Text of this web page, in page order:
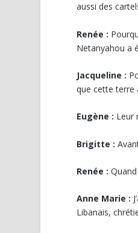
aussi des
Renée :
Netanyahou a
Jacqueline :
que cette terre
Eugène : Leur
Brigitte :
Renée :
Anne Marie :
Libanais,